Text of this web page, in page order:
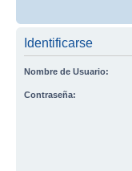
Identificarse
Nombre de Usuario:
Contraseña: